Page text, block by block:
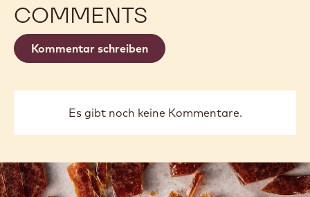
COMMENTS
Kommentar schreiben
Es gibt noch keine Kommentare.